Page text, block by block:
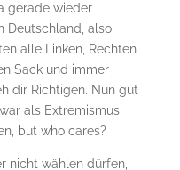
gerade wieder
Deutschland, also
alle Linken, Rechten
Sack und immer
dir Richtigen. Nun gut
als Extremismus
but who cares?
nicht wählen dürfen,